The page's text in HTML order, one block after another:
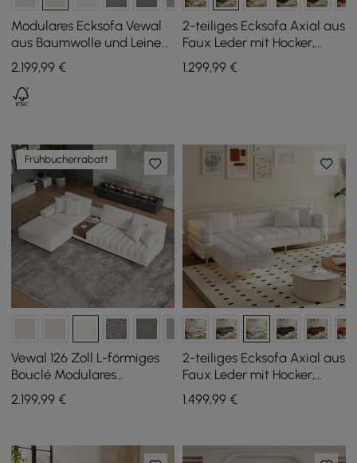
Modulares Ecksofa Vewal
aus Baumwolle und Leinen
in L-Form, 320 cm, mit
Chaiselongue und
Ottoman
2.199,99 €
2-teiliges Ecksofa Axial aus
Faux Leder mit Hocker,
goldenen Beinen und
Kissen, 230 cm
1.299,99€
Frühbucherrabatt
Vewal 126 Zoll L-förmiges
Bouclé Modulares
Sektionssofa mit
Chaiselongue & Ottoman
2.199,99 €
2-teiliges Ecksofa Axial aus
Faux Leder mit Hocker,
goldenen Beinen und
Kissen, 230 cm
1.499,99€